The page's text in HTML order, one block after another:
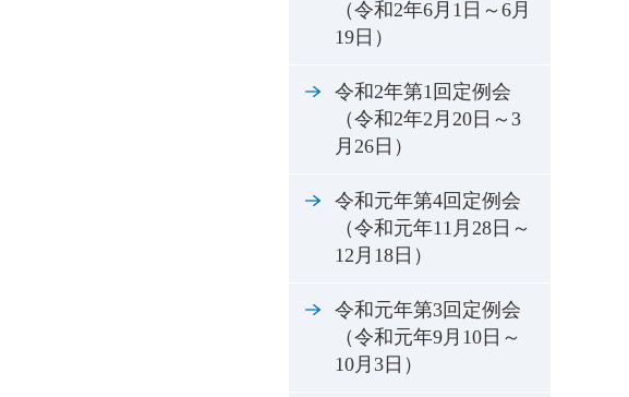
（令和2年6月1日～6月
19日）
令和2年第1回定例会
（令和2年2月20日～3
月26日）
令和元年第4回定例会
（令和元年11月28日～
12月18日）
令和元年第3回定例会
（令和元年9月10日～
10月3日）